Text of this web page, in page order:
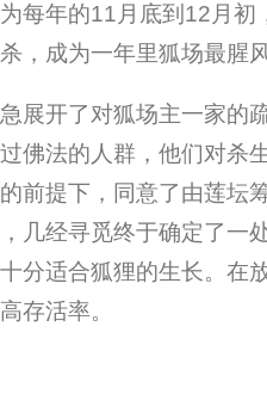
每年的11月底到12月
，成为一年里狐场最腥
展开了对狐场主一家的
佛法的人群，他们对杀
前提下，同意了由莲坛
几经寻觅终于确定了
分适合狐狸的生长。在
存活率。